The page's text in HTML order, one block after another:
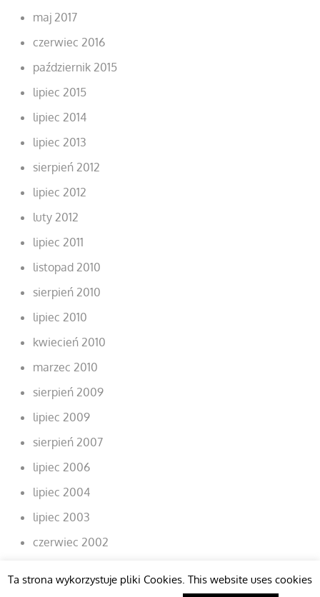
maj 2017
czerwiec 2016
październik 2015
lipiec 2015
lipiec 2014
lipiec 2013
sierpień 2012
lipiec 2012
luty 2012
lipiec 2011
listopad 2010
sierpień 2010
lipiec 2010
kwiecień 2010
marzec 2010
sierpień 2009
lipiec 2009
sierpień 2007
lipiec 2006
lipiec 2004
lipiec 2003
czerwiec 2002
Ta strona wykorzystuje pliki Cookies. This website uses cookies